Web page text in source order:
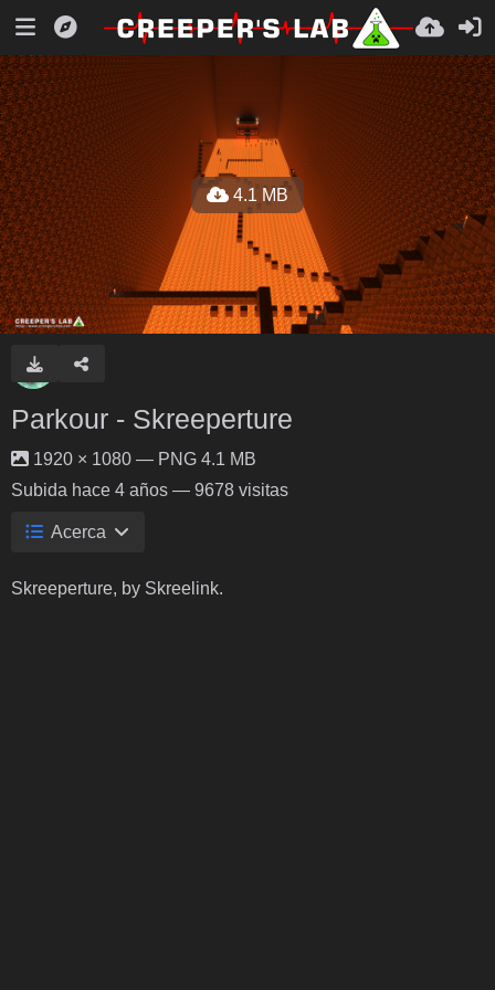
4.1 MB
Parkour - Skreeperture
1920 × 1080 — PNG 4.1 MB
Subida hace 4 años — 9678 visitas
Acerca
Skreeperture, by Skreelink.